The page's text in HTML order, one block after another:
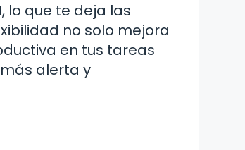
lo que te deja las
no solo mejora
en tus tareas
alerta y